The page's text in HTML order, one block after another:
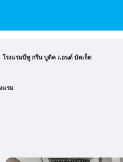
โรงแรมบีทู กรีน บูติค แอนด์ บัดเจ็ต
แรม